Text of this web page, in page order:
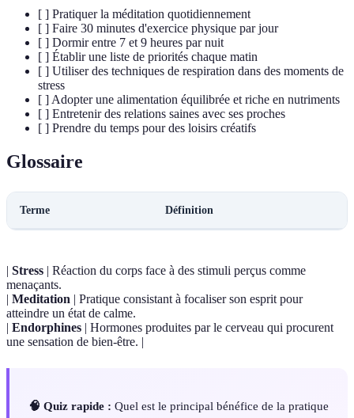
[ ] Pratiquer la méditation quotidiennement
[ ] Faire 30 minutes d'exercice physique par jour
[ ] Dormir entre 7 et 9 heures par nuit
[ ] Établir une liste de priorités chaque matin
[ ] Utiliser des techniques de respiration dans des moments de
stress
[ ] Adopter une alimentation équilibrée et riche en nutriments
[ ] Entretenir des relations saines avec ses proches
[ ] Prendre du temps pour des loisirs créatifs
Glossaire
Terme Définition
| Stress | Réaction du corps face à des stimuli perçus comme
menaçants.
| Meditation | Pratique consistant à focaliser son esprit pour
atteindre un état de calme.
| Endorphines | Hormones produites par le cerveau qui procurent
une sensation de bien-être. |
🧠 Quiz rapide : Quel est le principal bénéfice de la pratique